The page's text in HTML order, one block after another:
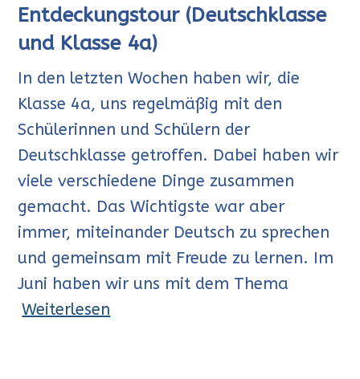
Entdeckungstour (Deutschklasse
und Klasse 4a)
In den letzten Wochen haben wir, die
Klasse 4a, uns regelmäßig mit den
Schülerinnen und Schülern der
Deutschklasse getroffen. Dabei haben wir
viele verschiedene Dinge zusammen
gemacht. Das Wichtigste war aber
immer, miteinander Deutsch zu sprechen
und gemeinsam mit Freude zu lernen. Im
Juni haben wir uns mit dem Thema
Weiterlesen